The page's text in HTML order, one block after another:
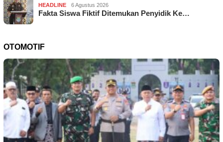
HEADLINE 6 Agustus 2026
Fakta Siswa Fiktif Ditemukan Penyidik Ke…
OTOMOTIF